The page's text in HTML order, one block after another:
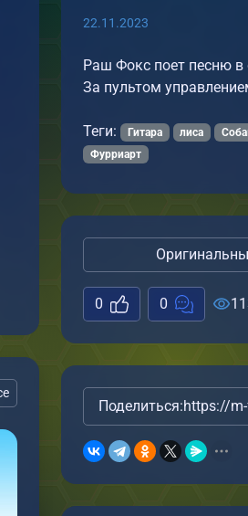
22.11.2023
Раш Фокс поет песню в
За пультом
Теги: Гитара лиса
Фурриарт
0 0
Поделиться:https://